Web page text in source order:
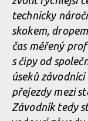
technicky
skokem,
čas měřený
s čipy od
úseků
přejezdy mezi
Závodník tedy